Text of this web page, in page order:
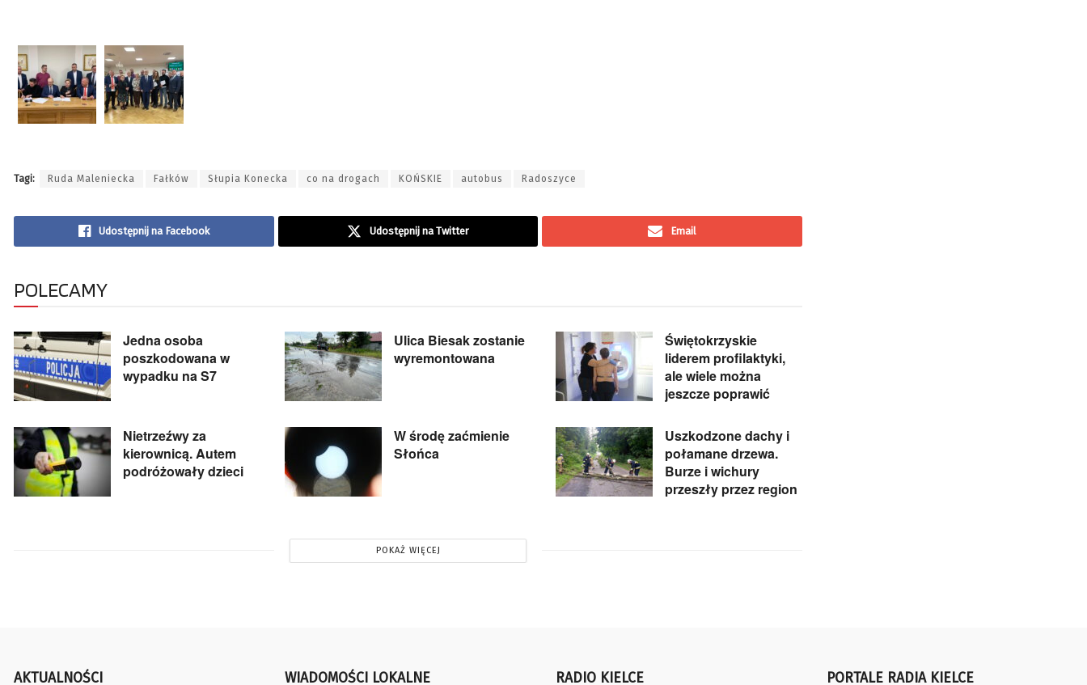
Tagi: Ruda Maleniecka Fałków Słupia Konecka co na drogach KOŃSKIE autobus Radoszyce
Udostępnij na Facebook Udostępnij na Twitter Email
POLECAMY
Jedna osoba
poszkodowana w
wypadku na S7
Ulica Biesak zostanie
wyremontowana
Świętokrzyskie
liderem profilaktyki,
ale wiele można
jeszcze poprawić
Nietrzeźwy za
kierownicą. Autem
podróżowały dzieci
W środę zaćmienie
Słońca
Uszkodzone dachy i
połamane drzewa.
Burze i wichury
przeszły przez region
POKAŻ WIĘCEJ
AKTUALNOŚCI WIADOMOŚCI LOKALNE RADIO KIELCE PORTALE RADIA KIELCE